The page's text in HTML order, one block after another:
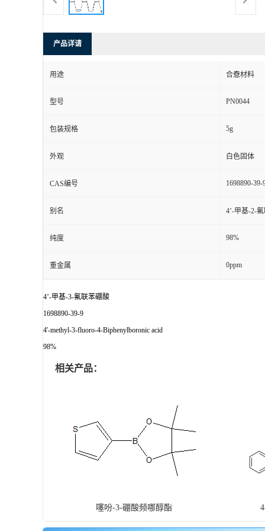
产品详请
用途 合憃材料
型号 PN0044
包装规格 5g
外观 白色固体
CAS编号 1698890-39-
别名 4’-甲基-2-
纯度 98%
重金属 0ppm
4’-甲基-3-氟联苯硼酸
1698890-39-9
4'-methyl-3-fluoro-4-Biphenylboronic acid
98%
相关产品：
噻吩-3-硼酸频哪醇酯